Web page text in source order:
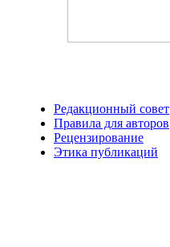
Редакционный совет
Правила для авторов
Рецензирование
Этика публикаций